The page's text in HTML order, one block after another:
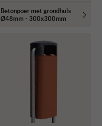
Betonpoer met grondhuls
Ø48mm - 300x300mm